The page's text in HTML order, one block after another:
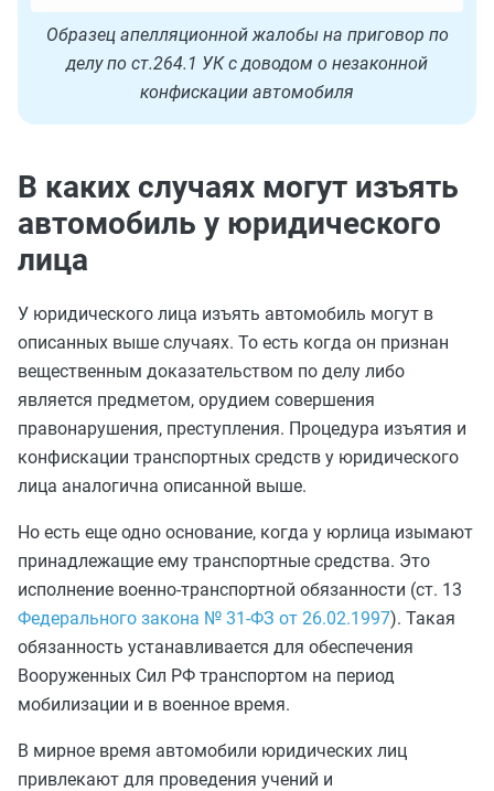
Образец апелляционной жалобы на приговор по
делу по ст.264.1 УК с доводом о незаконной
конфискации автомобиля
В каких случаях могут изъять
автомобиль у юридического
лица
У юридического лица изъять автомобиль могут в
описанных выше случаях. То есть когда он признан
вещественным доказательством по делу либо
является предметом, орудием совершения
правонарушения, преступления. Процедура изъятия и
конфискации транспортных средств у юридического
лица аналогична описанной выше.
Но есть еще одно основание, когда у юрлица изымают
принадлежащие ему транспортные средства. Это
исполнение военно-транспортной обязанности (ст. 13
Федерального закона № 31-ФЗ от 26.02.1997). Такая
обязанность устанавливается для обеспечения
Вооруженных Сил РФ транспортом на период
мобилизации и в военное время.
В мирное время автомобили юридических лиц
привлекают для проведения учений и